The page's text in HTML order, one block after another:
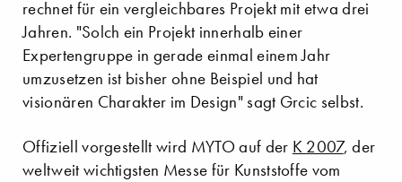
rechnet für ein vergleichbares Projekt mit etwa drei
Jahren. "Solch ein Projekt innerhalb einer
Expertengruppe in gerade einmal einem Jahr
umzusetzen ist bisher ohne Beispiel und hat
visionären Charakter im Design" sagt Grcic selbst.
Offiziell vorgestellt wird MYTO auf der K 2007, der
weltweit wichtigsten Messe für Kunststoffe vom